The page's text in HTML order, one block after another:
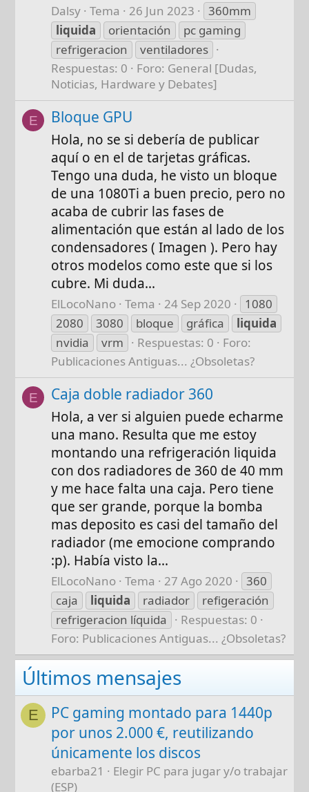
Dalsy Tema 26 Jun 2023
360mm
liquida
orientación
pc gaming
refrigeracion
ventiladores
Respuestas: 0
Foro: General [Dudas,
Noticias, Hardware y Debates]
E Bloque GPU
Hola, no se si debería de publicar
aquí o en el de tarjetas gráficas.
Tengo una duda, he visto un bloque
de una 1080Ti a buen precio, pero no
acaba de cubrir las fases de
alimentación que están al lado de los
condensadores ( Imagen ). Pero hay
otros modelos como este que si los
cubre. Mi duda...
ElLocoNano Tema 24 Sep 2020
1080
2080
3080 bloque gráfica
liquida
nvidia
vrm Respuestas: 0
Foro:
Publicaciones Antiguas... ¿Obsoletas?
E Caja doble radiador 360
Hola, a ver si alguien puede echarme
una mano. Resulta que me estoy
montando una refrigeración liquida
con dos radiadores de 360 de 40 mm
y me hace falta una caja. Pero tiene
que ser grande, porque la bomba
mas deposito es casi del tamaño del
radiador (me emocione comprando
:p). Había visto la...
ElLocoNano Tema 27 Ago 2020
360
caja
liquida radiador
refigeración
refrigeracion líquida
Respuestas: 0
Foro: Publicaciones Antiguas... ¿Obsoletas?
Últimos mensajes
E
PC gaming montado para 1440p
por unos 2.000 €, reutilizando
únicamente los discos
ebarba21
Elegir PC para jugar y/o trabajar
(ESP)